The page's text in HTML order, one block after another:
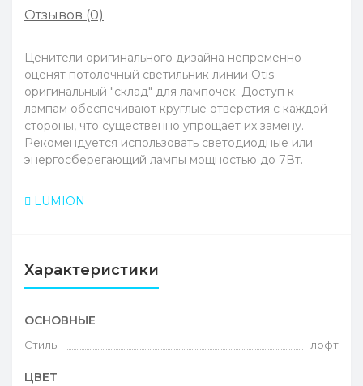
Отзывов (0)
Ценители оригинального дизайна непременно
оценят потолочный светильник линии Otis -
оригинальный "склад" для лампочек. Доступ к
лампам обеспечивают круглые отверстия с каждой
стороны, что существенно упрощает их замену.
Рекомендуется использовать светодиодные или
энергосберегающий лампы мощностью до 7Вт.
LUMION
Характеристики
ОСНОВНЫЕ
Стиль: лофт
ЦВЕТ